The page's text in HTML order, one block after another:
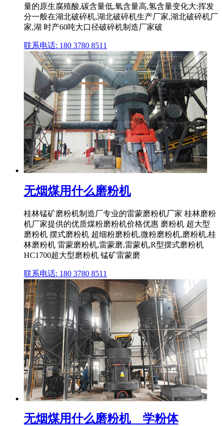
量的原生腐殖酸,碳含量低,氧含量高,氢含量变化大:挥发
分一般在湖北破碎机,湖北破碎机生产厂家,湖北破碎机厂
家,湖 时产60吨大口径破碎机制造厂家破
联系电话: 180 3780 8511
无烟煤用什么磨粉机
桂林锰矿磨粉机制造厂专业的雷蒙磨粉机厂家 桂林磨粉
机厂家提供的优质煤粉磨粉机价格优惠 磨粉机 超大型
磨粉机 摆式磨粉机 超细粉磨粉机,微粉磨粉机,磨粉机,桂
林磨粉机 雷蒙磨粉机,雷蒙磨,雷蒙机,R型摆式磨粉机
HC1700超大型磨粉机 锰矿雷蒙磨
联系电话: 180 3780 8511
无烟煤用什么磨粉机 _ 学粉体